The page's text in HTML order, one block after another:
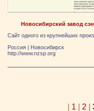
Новосибирский завод
Сайт одного из крупнейших
Россия | Новосибирск
http://www.nzsp.org
1 2